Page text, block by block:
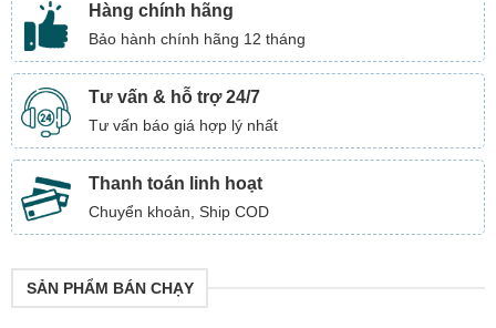
Hàng chính hãng
Bảo hành chính hãng 12 tháng
Tư vấn & hỗ trợ 24/7
Tư vấn báo giá hợp lý nhất
Thanh toán linh hoạt
Chuyển khoản, Ship COD
SẢN PHẨM BÁN CHẠY